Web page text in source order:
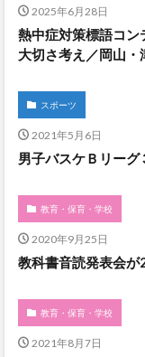
2025年6月28日
熱中症対策標語コ
大切さ考え／岡山・
スポーツ
2021年5月6日
男子バスケＢリー
教育・保育・学校
2020年9月25日
教科書音読発表会
教育・保育・学校
2021年8月7日